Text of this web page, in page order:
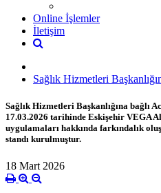
Online İşlemler
İletişim
Sağlık Hizmetleri
Sağlık Hizmetleri Başkanlığına bağlı
17.03.2026 tarihinde Eskişehir VEGA
uygulamaları hakkında farkındalık
standı kurulmuştur.
18 Mart 2026